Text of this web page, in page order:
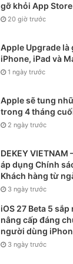
gỡ khỏi App Store
20 giờ trước
Apple Upgrade là
iPhone, iPad và
1 ngày trước
Apple sẽ tung
trong 4 tháng
2 ngày trước
DEKEY VIETNAM
áp dụng Chính
Khách hàng từ
3 ngày trước
iOS 27 Beta 5
nâng cấp đáng
người dùng
3 ngày trước